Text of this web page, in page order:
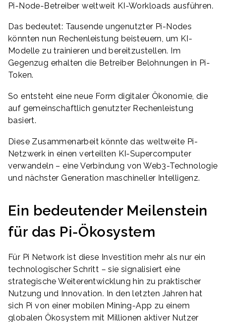
Pi-Node-Betreiber weltweit KI-Workloads ausführen.
Das bedeutet: Tausende ungenutzter Pi-Nodes
könnten nun Rechenleistung beisteuern, um KI-
Modelle zu trainieren und bereitzustellen. Im
Gegenzug erhalten die Betreiber Belohnungen in Pi-
Token.
So entsteht eine neue Form digitaler Ökonomie, die
auf gemeinschaftlich genutzter Rechenleistung
basiert.
Diese Zusammenarbeit könnte das weltweite Pi-
Netzwerk in einen verteilten KI-Supercomputer
verwandeln – eine Verbindung von Web3-Technologie
und nächster Generation maschineller Intelligenz.
Ein bedeutender Meilenstein
für das Pi-Ökosystem
Für Pi Network ist diese Investition mehr als nur ein
technologischer Schritt – sie signalisiert eine
strategische Weiterentwicklung hin zu praktischer
Nutzung und Innovation. In den letzten Jahren hat
sich Pi von einer mobilen Mining-App zu einem
globalen Ökosystem mit Millionen aktiver Nutzer